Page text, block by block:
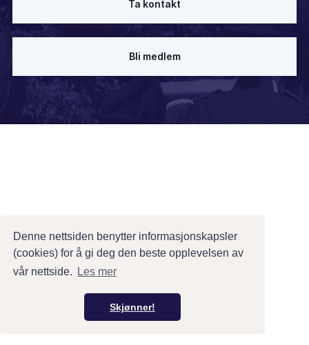
Denne nettsiden benytter informasjonskapsler
(cookies) for å gi deg den beste opplevelsen av
vår nettside.
Les mer
Skjønner!
Ta kontakt
Bli medlem